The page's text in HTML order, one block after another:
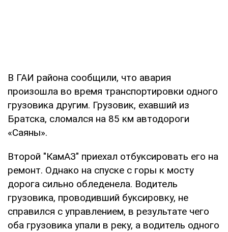
В ГАИ района сообщили, что авария
произошла во время транспортировки одного
грузовика другим. Грузовик, ехавший из
Братска, сломался на 85 км автодороги
«Саяны».
Второй "КамАЗ" приехал отбуксировать его на
ремонт. Однако на спуске с горы к мосту
дорога сильно обледенела. Водитель
грузовика, проводивший буксировку, не
справился с управлением, в результате чего
оба грузовика упали в реку, а водитель одного